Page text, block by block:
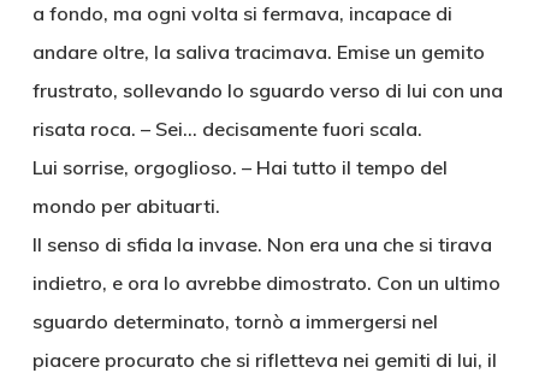
a fondo, ma ogni volta si fermava, incapace di
andare oltre, la saliva tracimava. Emise un gemito
frustrato, sollevando lo sguardo verso di lui con una
risata roca. – Sei… decisamente fuori scala.
Lui sorrise, orgoglioso. – Hai tutto il tempo del
mondo per abituarti.
Il senso di sfida la invase. Non era una che si tirava
indietro, e ora lo avrebbe dimostrato. Con un ultimo
sguardo determinato, tornò a immergersi nel
piacere procurato che si rifletteva nei gemiti di lui, il